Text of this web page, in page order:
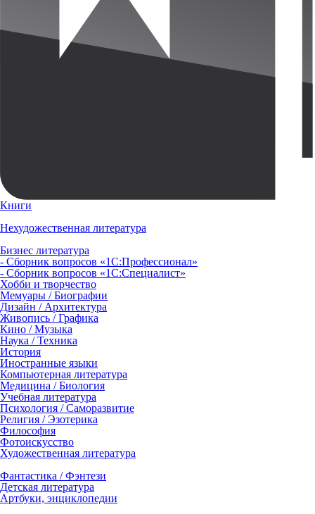
Книги
Нехудожественная литература
Бизнес литература
- Сборник вопросов «1С:Профессионал»
- Сборник вопросов «1С:Специалист»
Хобби и творчество
Мемуары / Биографии
Дизайн / Архитектура
Живопись / Графика
Кино / Музыка
Наука / Техника
История
Иностранные языки
Компьютерная литература
Медицина / Биология
Учебная литература
Психология / Саморазвитие
Религия / Эзотерика
Философия
Фотоискусство
Художественная литература
Фантастика / Фэнтези
Детская литература
Артбуки, энциклопедии